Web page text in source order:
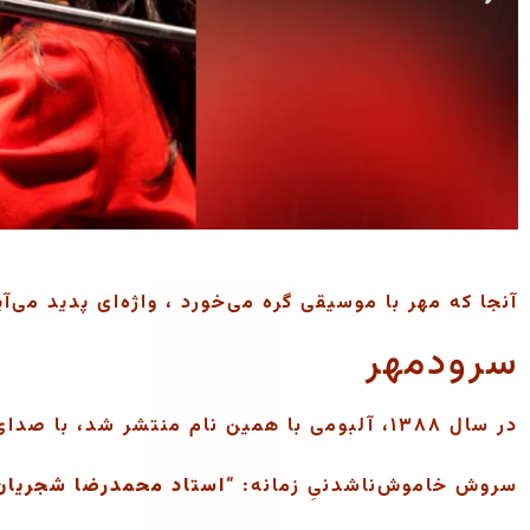
آنجا که مهر با موسیقی گره می‌خورد ، واژه‌ای پدید
سرودمهر
در سال ۱۳۸۸، آلبومی با همین نام منتشر شد، با صدای خسرو آواز،
سروش خاموش‌ناشدنیِ زمانه: “استاد محمدرضا